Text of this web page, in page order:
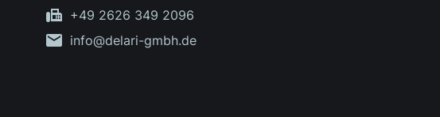
fax +49 2626 349 2096
mail info@delari-gmbh.de